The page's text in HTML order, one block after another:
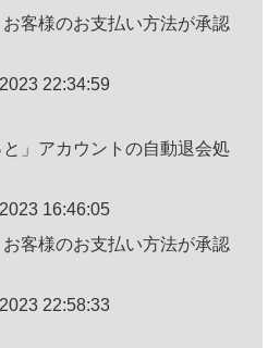
客様のお支払い方法が承認
22:34:59
」アカウントの自動退会処
16:46:05
客様のお支払い方法が承認
22:58:33